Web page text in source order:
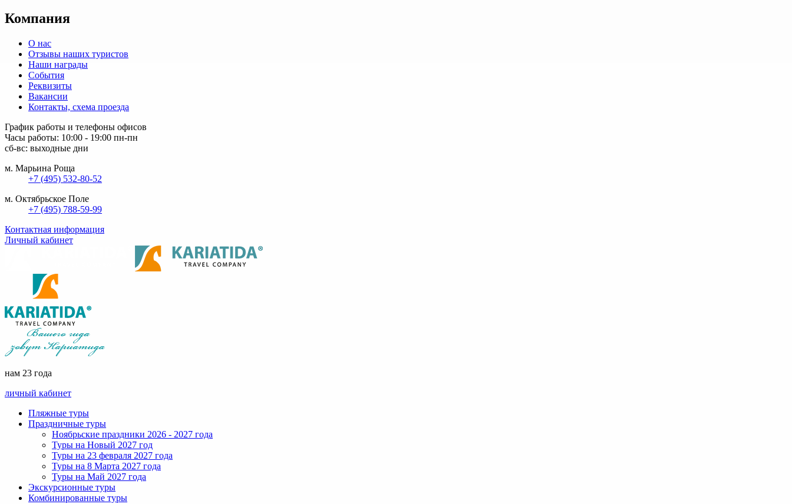
Компания
О нас
Отзывы наших туристов
Наши награды
События
Реквизиты
Вакансии
Контакты, схема проезда
График работы и телефоны офисов
Часы работы: 10:00 - 19:00 пн-пн
сб-вс: выходные дни
м. Марьина Роща
+7 (495) 532-80-52
м. Октябрьское Поле
+7 (495) 788-59-99
Контактная информация
Личный кабинет
нам 23 года
личный кабинет
Пляжные туры
Праздничные туры
Ноябрьские праздники 2026 - 2027 года
Туры на Новый 2027 год
Туры на 23 февраля 2027 года
Туры на 8 Марта 2027 года
Туры на Май 2027 года
Экскурсионные туры
Комбинированные туры